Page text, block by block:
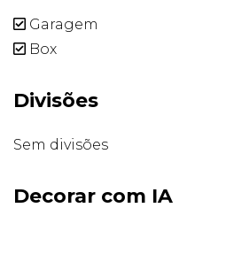
Garagem
Box
Divisões
Sem divisões
Decorar com IA